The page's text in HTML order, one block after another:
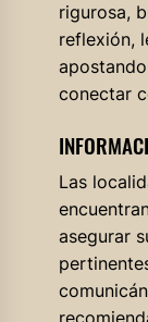
rigurosa,
reflexión,
conectar
Las
asegurar